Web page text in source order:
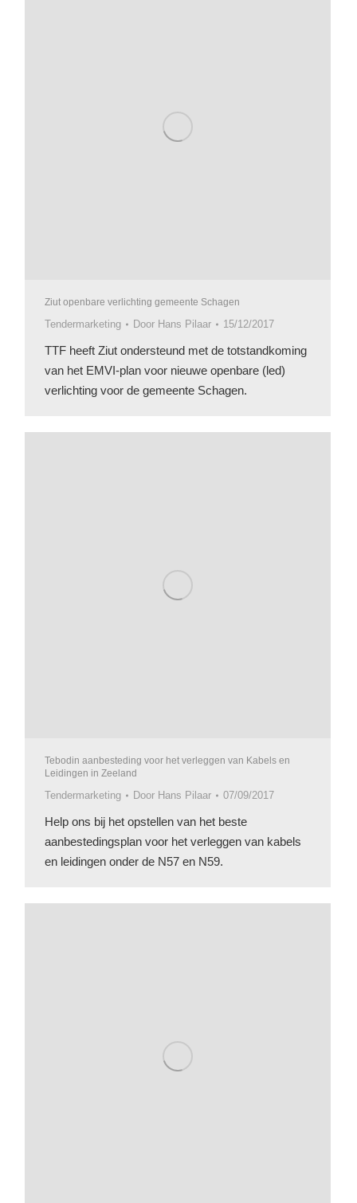
Ziut openbare verlichting gemeente Schagen
Tendermarketing Door Hans Pilaar 15/12/2017
TTF heeft Ziut ondersteund met de totstandkoming
van het EMVI-plan voor nieuwe openbare (led)
verlichting voor de gemeente Schagen.
Tebodin aanbesteding voor het verleggen van Kabels en
Leidingen in Zeeland
Tendermarketing Door Hans Pilaar 07/09/2017
Help ons bij het opstellen van het beste
aanbestedingsplan voor het verleggen van kabels
en leidingen onder de N57 en N59.